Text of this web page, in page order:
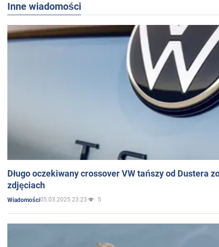
Inne wiadomości
Długo oczekiwany crossover VW tańszy od Dustera
zdjęciach
Wiadomości05.03.2025 23:23 5